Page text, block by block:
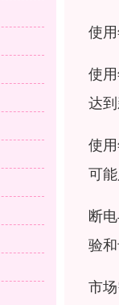
使
使
达
使
可
断
验
市